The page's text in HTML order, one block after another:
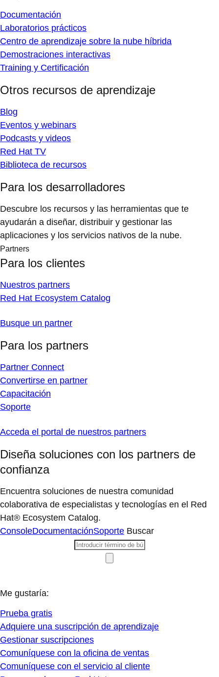
Documentación
Laboratorios prácticos
Centro de aprendizaje sobre la nube híbrida
Demostraciones interactivas
Training y Certificación
Otros recursos de aprendizaje
Blog
Eventos y webinars
Podcasts y videos
Red Hat TV
Biblioteca de recursos
Para los desarrolladores
Descubre los recursos y las herramientas que te
ayudarán a diseñar, distribuir y gestionar las
aplicaciones y los servicios nativos de la nube.
Partners
Para los clientes
Nuestros partners
Red Hat Ecosystem Catalog
Busque un partner
Para los partners
Partner Connect
Convertirse en partner
Capacitación
Soporte
Acceda el portal de nuestros partners
Diseña soluciones con los partners de
confianza
Encuentra soluciones de nuestra comunidad
colaborativa de especialistas y tecnologías en el Red
Hat® Ecosystem Catalog.
ConsoleDocumentaciónSoporte Buscar
Me gustaría:
Prueba gratis
Adquiere una suscripción de aprendizaje
Gestionar suscripciones
Comuníquese con la oficina de ventas
Comuníquese con el servicio al cliente